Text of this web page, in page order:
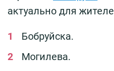
актуально для
Бобруйска.
Могилева.